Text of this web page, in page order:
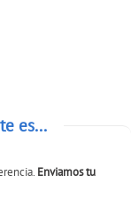
es...
Enviamos tu